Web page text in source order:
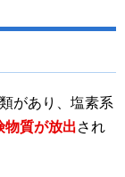
があり、塩素系
物質が放出され